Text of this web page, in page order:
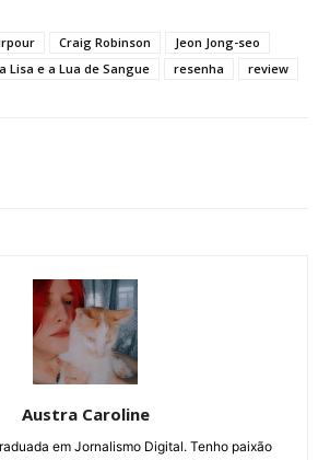
Craig Robinson
Jeon Jong-seo
Lisa e a Lua de Sangue resenha review
Austra Caroline
em Jornalismo Digital. Tenho paixão